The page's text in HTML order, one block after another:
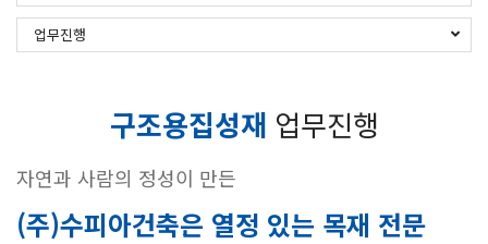
업무진행
구조용집성재 업무진행
자연과 사람의 정성이 만든
(주)수피아건축은 열정 있는 목재 전문